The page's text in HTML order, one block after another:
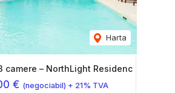
Harta
camere – NorthLight Residenc
€ (negociabil) + 21% TVA